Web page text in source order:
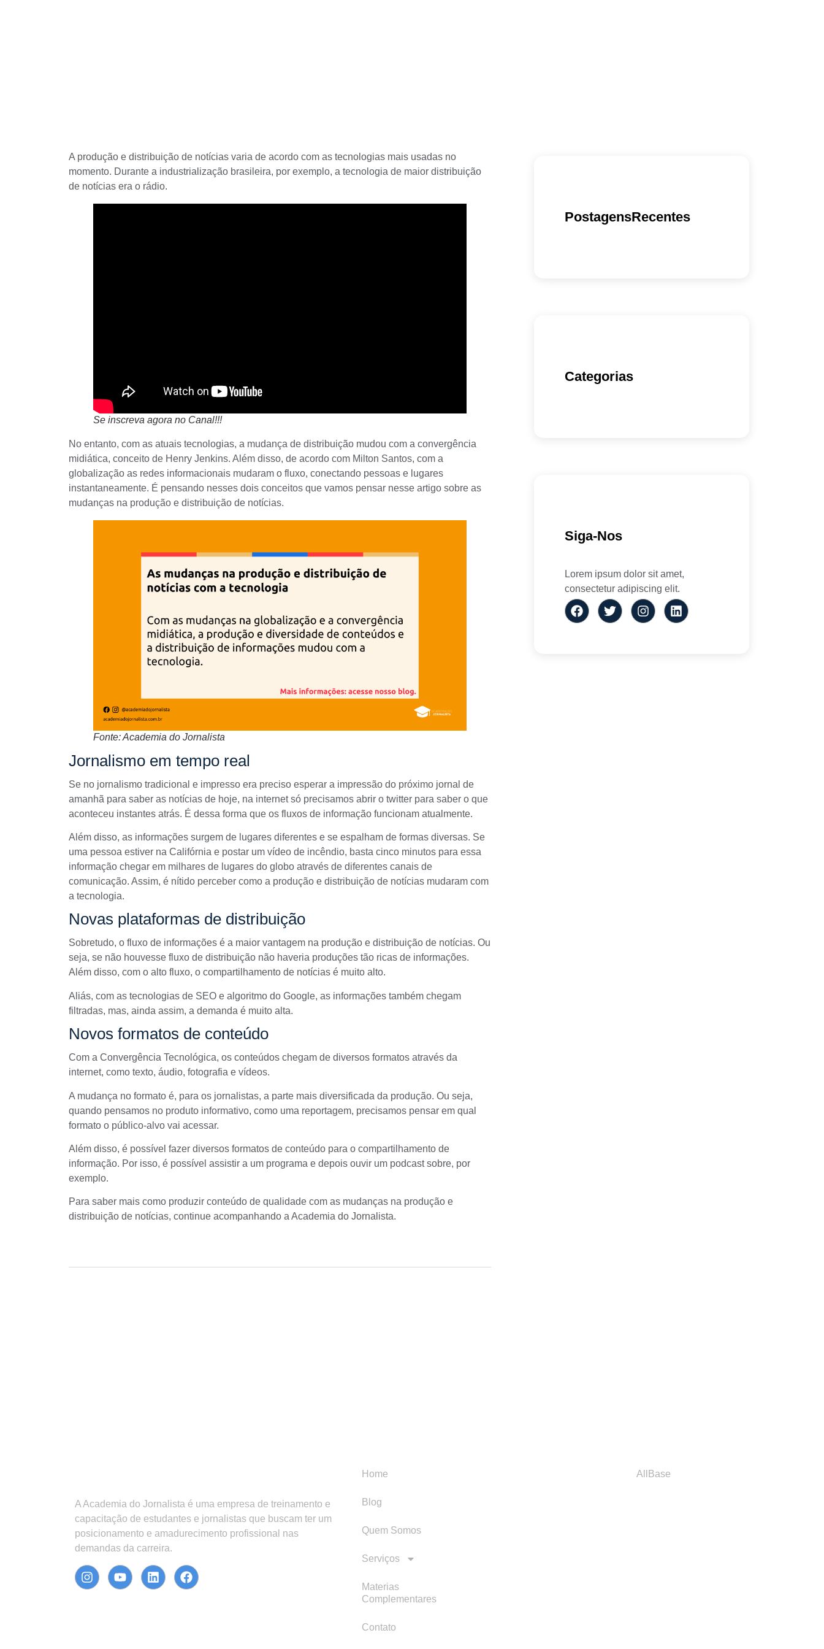
A produção e distribuição de notícias varia de acordo com as tecnologias mais usadas no
momento. Durante a industrialização brasileira, por exemplo, a tecnologia de maior distribuição
de notícias era o rádio.
Se inscreva agora no Canal!!!
No entanto, com as atuais tecnologias, a mudança de distribuição mudou com a convergência
midiática, conceito de Henry Jenkins. Além disso, de acordo com Milton Santos, com a
globalização as redes informacionais mudaram o fluxo, conectando pessoas e lugares
instantaneamente. É pensando nesses dois conceitos que vamos pensar nesse artigo sobre as
mudanças na produção e distribuição de notícias.
Fonte: Academia do Jornalista
Jornalismo em tempo real
Se no jornalismo tradicional e impresso era preciso esperar a impressão do próximo jornal de
amanhã para saber as notícias de hoje, na internet só precisamos abrir o twitter para saber o que
aconteceu instantes atrás. É dessa forma que os fluxos de informação funcionam atualmente.
Além disso, as informações surgem de lugares diferentes e se espalham de formas diversas. Se
uma pessoa estiver na Califórnia e postar um vídeo de incêndio, basta cinco minutos para essa
informação chegar em milhares de lugares do globo através de diferentes canais de
comunicação. Assim, é nítido perceber como a produção e distribuição de notícias mudaram com
a tecnologia.
Novas plataformas de distribuição
Sobretudo, o fluxo de informações é a maior vantagem na produção e distribuição de notícias. Ou
seja, se não houvesse fluxo de distribuição não haveria produções tão ricas de informações.
Além disso, com o alto fluxo, o compartilhamento de notícias é muito alto.
Aliás, com as tecnologias de SEO e algoritmo do Google, as informações também chegam
filtradas, mas, ainda assim, a demanda é muito alta.
Novos formatos de conteúdo
Com a Convergência Tecnológica, os conteúdos chegam de diversos formatos através da
internet, como texto, áudio, fotografia e vídeos.
A mudança no formato é, para os jornalistas, a parte mais diversificada da produção. Ou seja,
quando pensamos no produto informativo, como uma reportagem, precisamos pensar em qual
formato o público-alvo vai acessar.
Além disso, é possível fazer diversos formatos de conteúdo para o compartilhamento de
informação. Por isso, é possível assistir a um programa e depois ouvir um podcastsobre, por
exemplo.
Para saber mais como produzir conteúdo de qualidade com as mudanças na produção e
distribuição de notícias, continue acompanhando a Academia do Jornalista.
PostagensRecentes
Categorias
Siga-Nos
Lorem ipsum dolor sit amet,
consectetur adipiscing elit.
A Academia do Jornalista é uma empresa de treinamento e
capacitação de estudantes e jornalistas que buscam ter um
posicionamento e amadurecimento profissional nas
demandas da carreira.
Home
Blog
Quem Somos
Serviços
Materias
Complementares
Contato
AllBase